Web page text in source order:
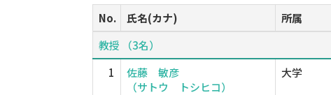
No. 氏名(カナ) 所属
教授 （3名）
1
佐藤 敏彦
（サトウ トシヒコ）
大学